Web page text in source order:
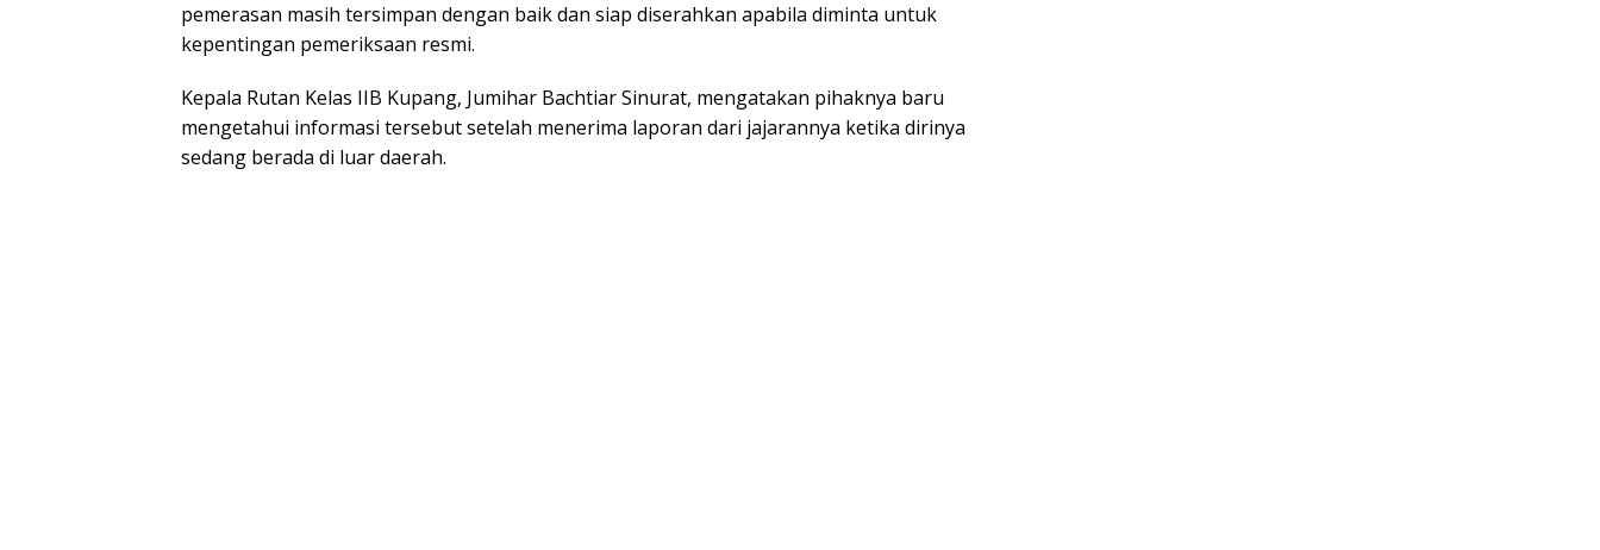
pemerasan masih tersimpan dengan baik dan siap diserahkan apabila diminta untuk
kepentingan pemeriksaan resmi.
Kepala Rutan Kelas IIB Kupang, Jumihar Bachtiar Sinurat, mengatakan pihaknya baru
mengetahui informasi tersebut setelah menerima laporan dari jajarannya ketika dirinya
sedang berada di luar daerah.